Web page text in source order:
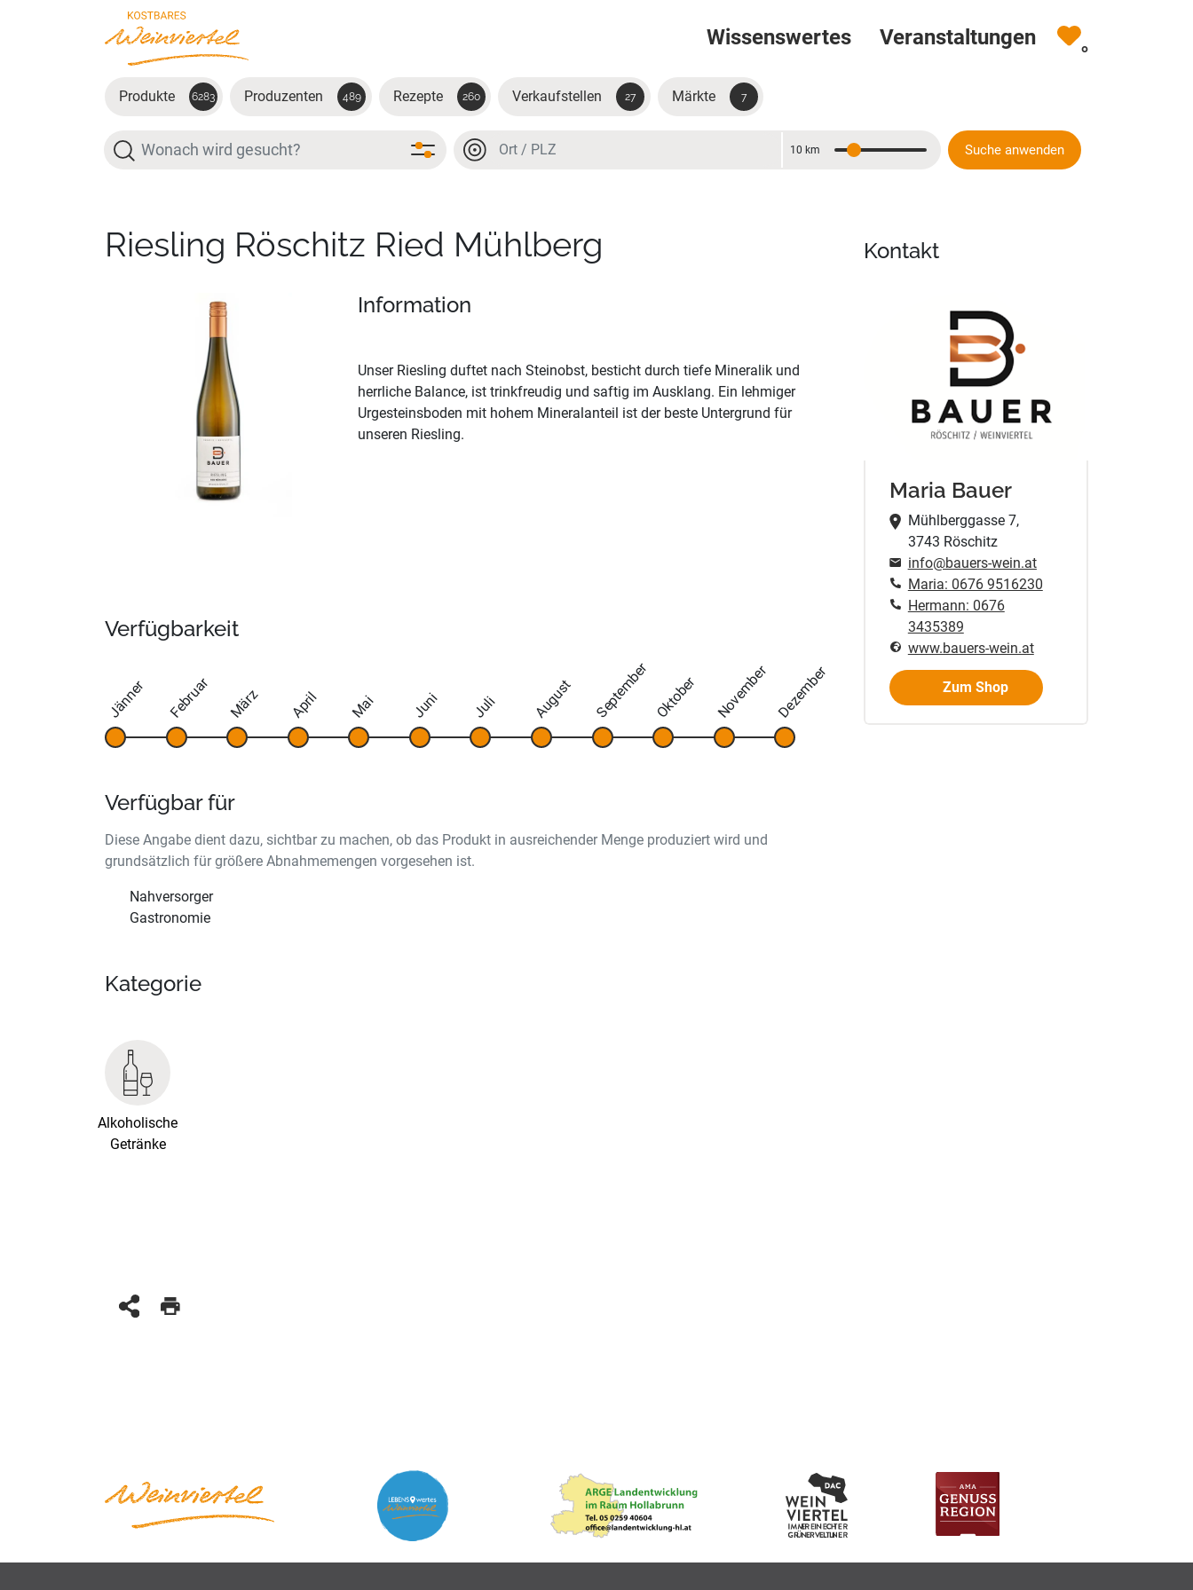
Zum Hauptinhalt springen
Wissenswertes Veranstaltungen 0
Produkte 6283 Produzenten 489 Rezepte 260 Verkaufstellen 27 Märkte 7
Suche Ort oder PLZ
Entfernung
10 km Suche anwenden
Riesling Röschitz Ried Mühlberg
Information
Unser Riesling duftet nach Steinobst, besticht durch tiefe Mineralik und
herrliche Balance, ist trinkfreudig und saftig im Ausklang. Ein lehmiger
Urgesteinsboden mit hohem Mineralanteil ist der beste Untergrund für
unseren Riesling.
Verfügbarkeit
Jänner Februar März April Mai Juni Juli August September Oktober November Dezember
Verfügbar für
Diese Angabe dient dazu, sichtbar zu machen, ob das Produkt in ausreichender Menge produziert wird und
grundsätzlich für größere Abnahmemengen vorgesehen ist.
Nahversorger
Gastronomie
Kategorie
Alkoholische
Getränke
Kontakt
Maria Bauer
Mühlberggasse 7,
3743 Röschitz
info@bauers-wein.at
Maria: 0676 9516230
Hermann: 0676
3435389
www.bauers-wein.at
Zum Shop